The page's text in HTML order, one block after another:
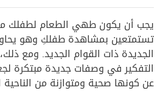
يجب أن يكون طهي الطعام لطفلك
تستمتعين بمشاهدة طفلكِ وهو
الجديدة ذات القوام الجديد. ومع
التفكير في وصفات جديدة مبتكرة
عن كونها صحية ومتوازنة من الناحية